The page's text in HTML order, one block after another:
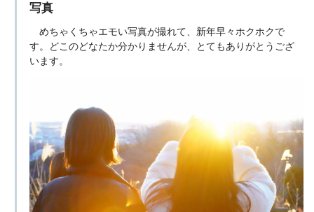
写真
めちゃくちゃエモい写真が撮れて、新年早々ホクホクで
す。どこのどなたか分かりませんが、とてもありがとうござ
います。